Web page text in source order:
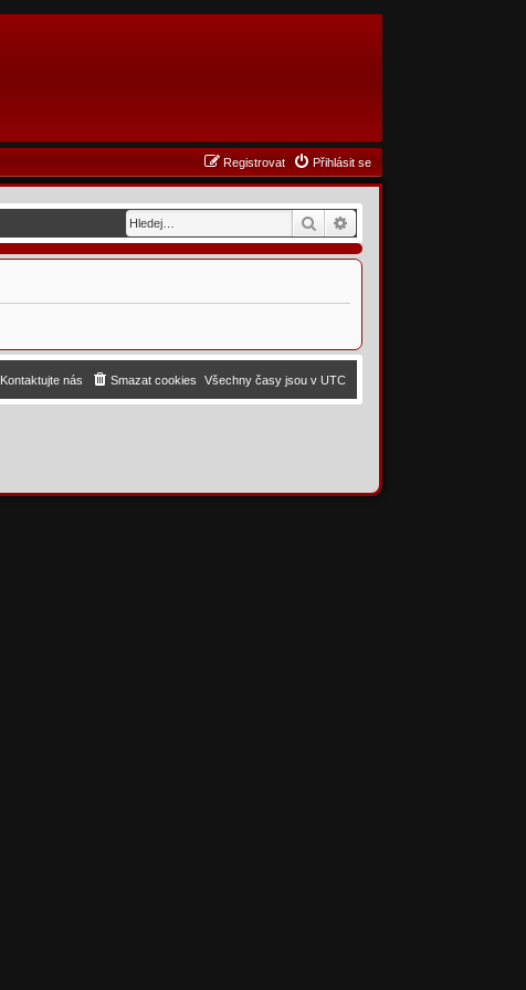
Přihlásit se
Registrovat
Hledat
Všechny časy jsou vUTC
Smazat cookies
Kontaktujte nás